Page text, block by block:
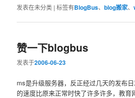
发表在未分类 |标签有BlogBus、blog搬家、
赞一下blogbus
发表于2006-06-23
ms是升级服务器，反正经过几天的发布
的速度比原来正常时快了许多许多，教育